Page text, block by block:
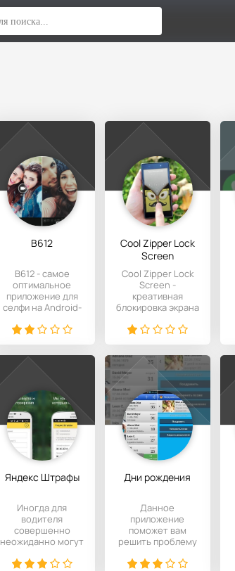
B612
B612 - самое
оптимальное
приложение для
селфи на Android-
помощью можно
Cool Zipper Lock
Screen
Cool Zipper Lock
Screen -
креативная
блокировка экрана
которой для
Яндекс Штрафы
Иногда для
водителя
совершенно
неожиданно могут
платежки на
Дни рождения
Данное
приложение
поможет вам
решить проблему
день рождения